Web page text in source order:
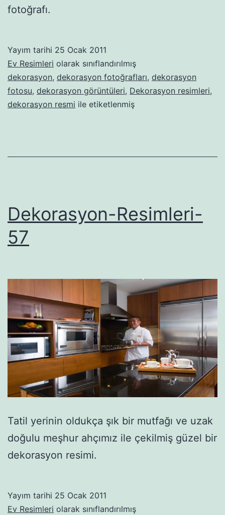
fotoğrafı.
Yayım tarihi 25 Ocak 2011
Ev Resimleri olarak sınıflandırılmış
dekorasyon, dekorasyon fotoğrafları, dekorasyon
fotosu, dekorasyon görüntüleri, Dekorasyon resimleri,
dekorasyon resmi ile etiketlenmiş
Dekorasyon-Resimleri-
57
Tatil yerinin oldukça şık bir mutfağı ve uzak
doğulu meşhur ahçımız ile çekilmiş güzel bir
dekorasyon resimi.
Yayım tarihi 25 Ocak 2011
Ev Resimleri olarak sınıflandırılmış